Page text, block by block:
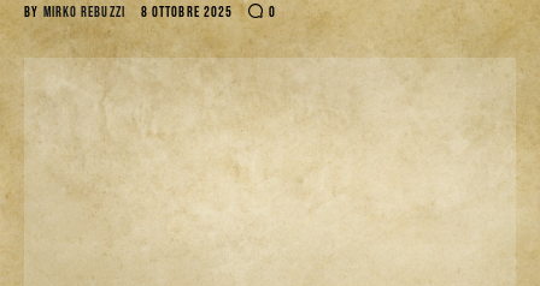
BY MIRKO REBUZZI 8 OTTOBRE 2025 0